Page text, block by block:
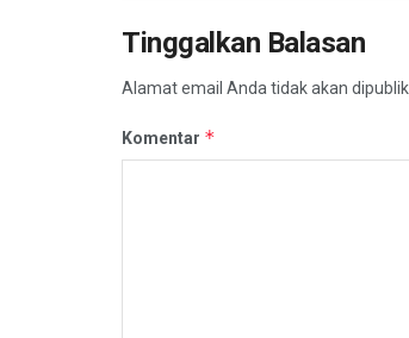
Tinggalkan Balasan
Alamat email Anda tidak akan
Komentar *